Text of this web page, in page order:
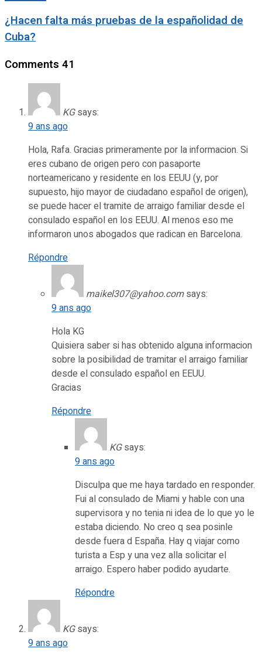
¿Hacen falta más pruebas de la españolidad de
Cuba?
Comments 41
KG says:
9 ans ago
Hola, Rafa. Gracias primeramente por la informacion. Si
eres cubano de origen pero con pasaporte
norteamericano y residente en los EEUU (y, por
supuesto, hijo mayor de ciudadano español de origen),
se puede hacer el tramite de arraigo familiar desde el
consulado español en los EEUU. Al menos eso me
informaron unos abogados que radican en Barcelona.
Répondre
maikel307@yahoo.com says:
9 ans ago
Hola KG
Quisiera saber si has obtenido alguna informacion
sobre la posibilidad de tramitar el arraigo familiar
desde el consulado español en EEUU.
Gracias
Répondre
KG says:
9 ans ago
Disculpa que me haya tardado en responder.
Fui al consulado de Miami y hable con una
supervisora y no tenia ni idea de lo que yo le
estaba diciendo. No creo q sea posinle
desde fuera d España. Hay q viajar como
turista a Esp y una vez alla solicitar el
arraigo. Espero haber podido ayudarte.
Répondre
KG says:
9 ans ago